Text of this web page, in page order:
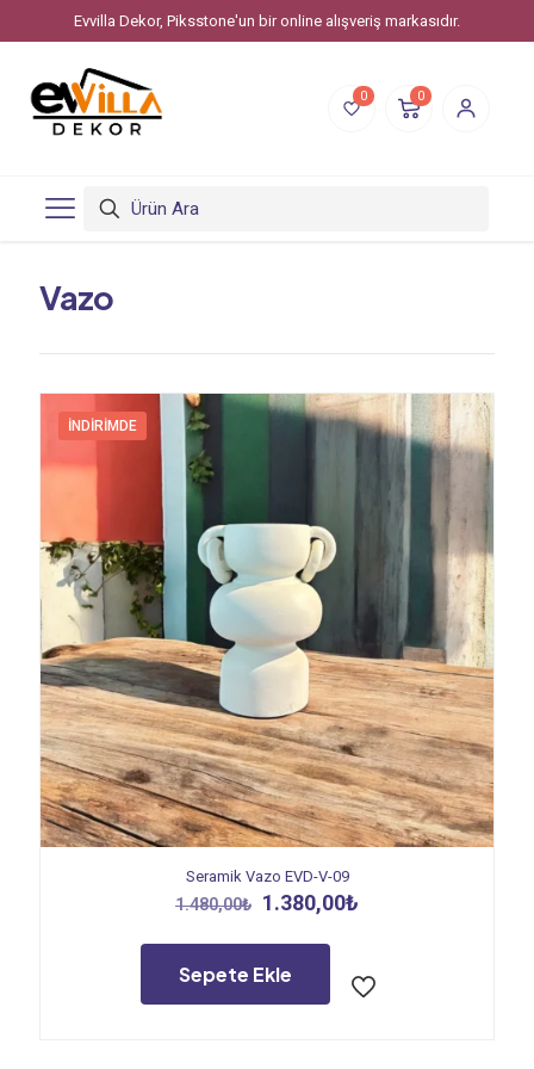
Evvilla Dekor, Piksstone'un bir online alışveriş markasıdır.
0 0
Vazo
İNDIRIMDE
Seramik Vazo EVD-V-09
1.480,00₺ Orijinal
1.480,00₺.
1.380,00₺
Sepete Ekle